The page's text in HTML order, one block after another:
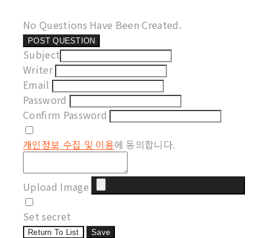
No Questions Have Been Created.
POST QUESTION
Subject
Writer
Email
Password
Confirm Password
개인정보 수집 및 이용에 동의합니다.
Upload Image
Set secret
Return To List Save